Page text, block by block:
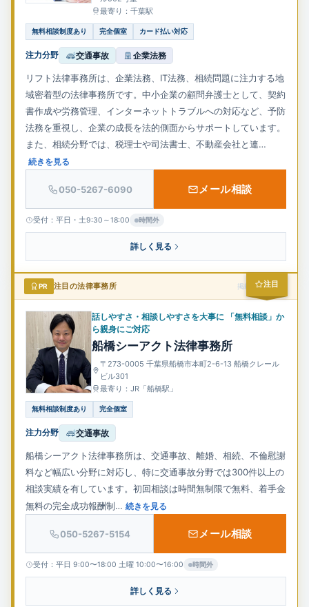
最寄り：千葉駅
無料相談制度あり 完全個室 カード払い対応
注力分野 交通事故 企業法務
リフト法律事務所は、企業法務、IT法務、相続問題に注力する地
域密着型の法律事務所です。中小企業の顧問弁護士として、契約
書作成や労務管理、インターネットトラブルへの対応など、予防
法務を重視し、企業の成長を法的側面からサポートしています。
また、相続分野では、税理士や司法書士、不動産会社と連…
続きを見る
050-5267-6090 メール相談
受付：平日・土9:30～18:00 時間外
詳しく見る
注目
PR 注目の法律事務所 掲載スポンサー
話しやすさ・相談しやすさを大事に 「無料相談」か
ら親身にご対応
船橋シーアクト法律事務所
〒273-0005 千葉県船橋市本町2-6-13 船橋クレール
ビル301
最寄り：JR「船橋駅」
無料相談制度あり 完全個室
注力分野 交通事故
船橋シーアクト法律事務所は、交通事故、離婚、相続、不倫慰謝
料など幅広い分野に対応し、特に交通事故分野では300件以上の
相談実績を有しています。初回相談は時間無制限で無料、着手金
無料の完全成功報酬制… 続きを見る
050-5267-5154 メール相談
受付：平日 9:00〜18:00 土曜 10:00〜16:00 時間外
詳しく見る